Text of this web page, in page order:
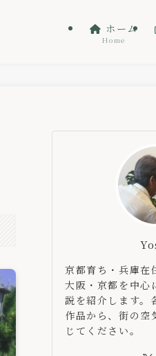
ホーム
Home
京都育ち・兵庫在
大阪・京都を中心
説を紹介します。
作品から、街の空
じてください。